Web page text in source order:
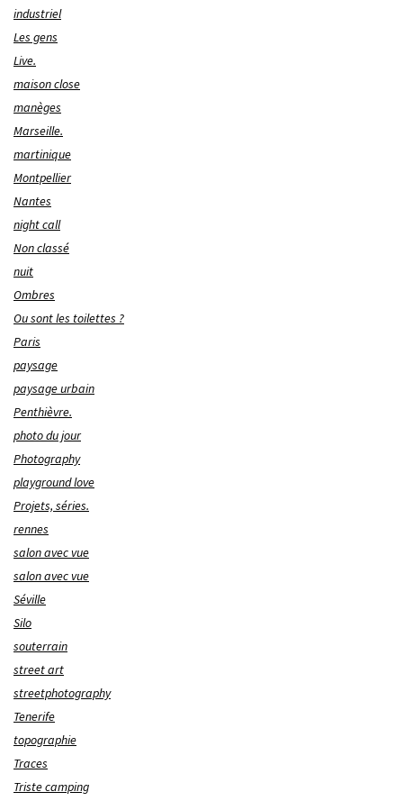
industriel
Les gens
Live.
maison close
manèges
Marseille.
martinique
Montpellier
Nantes
night call
Non classé
nuit
Ombres
Ou sont les toilettes ?
Paris
paysage
paysage urbain
Penthièvre.
photo du jour
Photography
playground love
Projets, séries.
rennes
salon avec vue
salon avec vue
Séville
Silo
souterrain
street art
streetphotography
Tenerife
topographie
Traces
Triste camping